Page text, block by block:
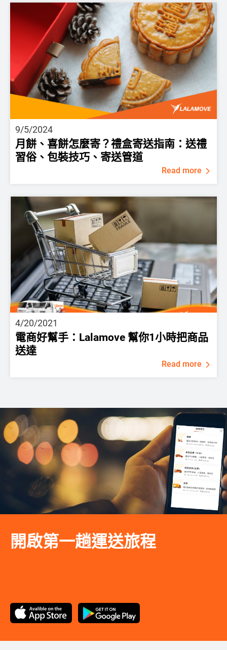
9/5/2024
月餅、喜餅怎麼寄？禮盒寄送指南：送禮
習俗、包裝技巧、寄送管道
Read more
4/20/2021
電商好幫手：Lalamove 幫你1小時把商品
送達
Read more
開啟第一趟運送旅程